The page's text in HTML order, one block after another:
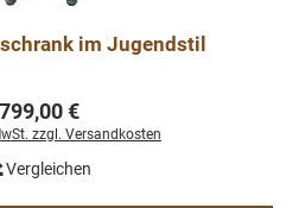
im Jugendstil
Regulärer Preis:
799,00 €
zzgl. Versandkosten
Vergleichen